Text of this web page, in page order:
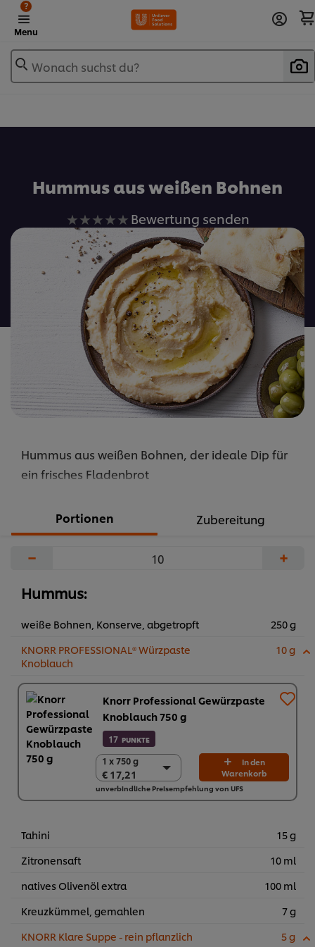
Menu
?
Wonach suchst du?
Hummus aus weißen Bohnen
Keine
Bewertungen
für
dieses
recipe
abgegeben
Bewertung senden
Hummus aus weißen Bohnen, der ideale Dip für
ein frisches Fladenbrot
Portionen Zubereitung
− +
Hummus:
weiße Bohnen, Konserve, abgetropft
250 g
KNORR PROFESSIONAL® Würzpaste
Knoblauch
10 g
Knorr Professional Gewürzpaste
Knoblauch 750 g
17 PUNKTE
1 x 750 g
€ 17,21
1 x 750 g
€ 17,21
2 x 750 g
In den
Warenkorb
unverbindliche Preisempfehlung von UFS
Tahini
15 g
Zitronensaft
10 ml
natives Olivenöl extra
100 ml
Kreuzkümmel, gemahlen
7 g
KNORR Klare Suppe - rein pflanzlich
5 g